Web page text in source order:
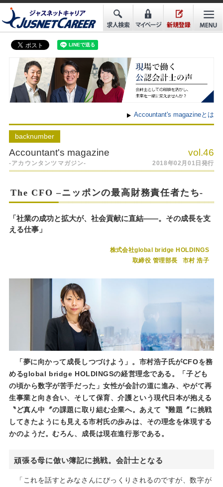
Accountant's magazineとは
backnumber
Accountant's magazine vol.46
-アカウンタンツマガジン- 2018年02月01日発行
The CFO –ニッポンの最高財務責任者たち-
「社業の成功と拡大が、社会貢献に直結――。その成長を支
える仕事」
株式会社global bridge HOLDINGS
取締役 管理部長
市村 浩子
「夢に向かって成長しつづけよう」。市村浩子氏がCFOを務
めるglobal bridge HOLDINGSの経営理念である。「子ども
の頃から数字が苦手だった」女性が会計の道に進み、やがて再
生事業と向き合い、そして保育、介護という現代日本が抱える
〝ど真ん中〞の課題に取り組む企業へ。あえて〝難題〞に挑戦
してきたようにも見える市村氏の歩みは、その理念を体現する
かのようだ。むろん、成長は現在進行形である。
頑張る母に倣い簿記に挑戦。会計士となる
「これを話すとみなさんにびっくりされるのですが、数字が